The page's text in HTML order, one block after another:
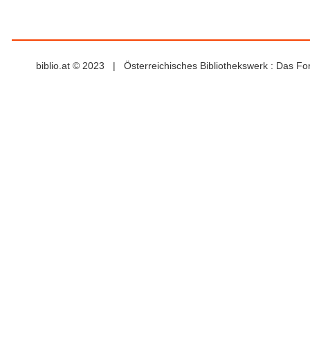
biblio.at © 2023 | Österreichisches Bibliothekswerk : Das